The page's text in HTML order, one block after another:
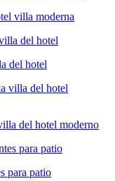
villa moderna
del hotel
del hotel moderno
para patio